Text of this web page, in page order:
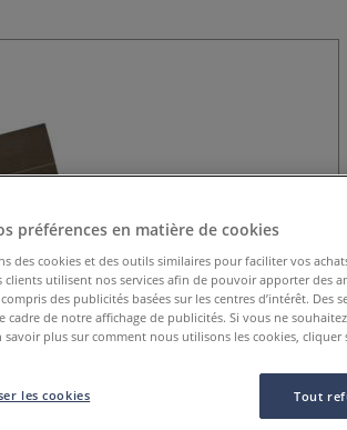
préférences en matière de cookies
des cookies et des outils similaires pour faciliter vos
clients utilisent nos services afin de pouvoir apporter des
des publicités basées sur les centres d’intérêt. Des
cadre de notre affichage de publicités. Si vous ne
savoir plus sur comment nous utilisons les cookies, cliquer
Tout
les cookies